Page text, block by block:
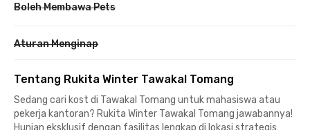
Boleh Membawa Pets
Aturan Menginap
Tentang Rukita Winter Tawakal Tomang
Sedang cari kost di Tawakal Tomang untuk mahasiswa atau
pekerja kantoran? Rukita Winter Tawakal Tomang jawabannya!
Hunian eksklusif dengan fasilitas lengkap di lokasi strategis